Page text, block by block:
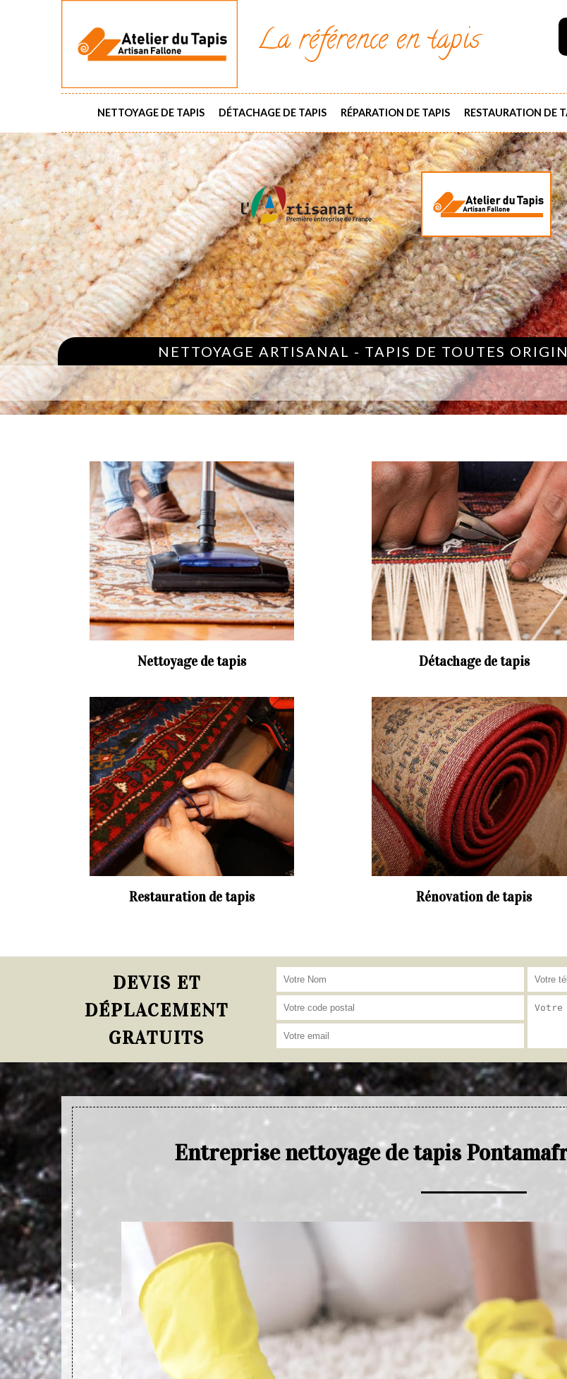
La référence en tapis
NETTOYAGE DE TAPIS DÉTACHAGE DE TAPIS RÉPARATION DE TAPIS RESTAURATION DE
NETTOYAGE ARTISANAL - TAPIS DE TOUTES
Nettoyage de tapis Détachage de tapis
Restauration de tapis Rénovation de tapis
DEVIS ET
DÉPLACEMENT
GRATUITS
Entreprise nettoyage de tapis